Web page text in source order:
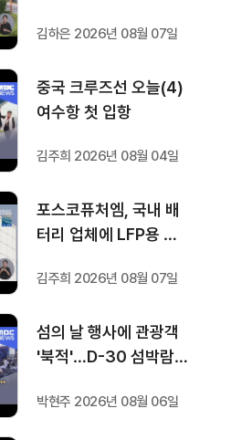
김하은 2026년 08월 07일
중국 크루즈선 오늘(4)
여수항 첫 입항
김주희 2026년 08월 04일
포스코퓨처엠, 국내 배
터리 업체에 LFP용 양
김주희 2026년 08월 07일
섬의 날 행사에 관광객
'북적'…D-30 섬박람회
박현주 2026년 08월 06일